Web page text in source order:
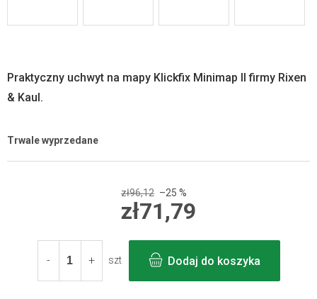
Trwale wyprzedane
Praktyczny uchwyt na mapy Klickfix Minimap II firmy Rixen
& Kaul.
zł96,12 –25 %
zł71,79
jednostkowa:
szt
Dodaj do koszyka